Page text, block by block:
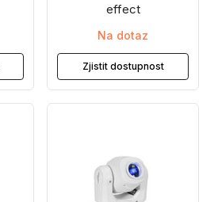
effect
Na dotaz
Zjistit dostupnost